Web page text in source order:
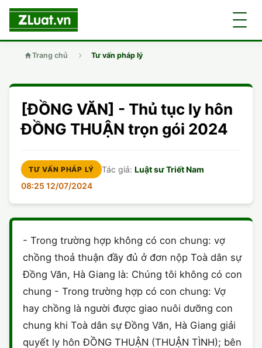
LUẬT SƯ
TUYỂN DỤNG
DÂN SỰ
ĐẤT ĐAI
HÌNH SỰ
HÔN NHÂN VÀ GIA ĐÌNH
LAO ĐỘNG
SỞ HỮU TRÍ TUỆ
DỊCH VỤ
ĐẤT ĐAI
GIẤY PHÉP CON
HÀNH CHÍNH
HÌNH SỰ
SOẠN ĐƠN
DI CHÚC
VISA
ĐĂNG KÝ XE
HÀNH CHÍNH
DOANH NGHIỆP
DÂN SỰ
ĐẤT ĐAI
HÌNH SỰ
HÔN NHÂN GIA ĐÌNH
MẪU HỢP ĐỒNG
Trang chủ Tư vấn pháp lý
[ĐỒNG VĂN] - Thủ tục ly hôn
ĐỒNG THUẬN trọn gói 2024
TƯ VẤN PHÁP LÝ Tác giả:Luật sư Triết Nam
08:25 12/07/2024
- Trong trường hợp không có con chung: vợ
chồng thoả thuận đầy đủ ở đơn nộp Toà dân sự
Đồng Văn, Hà Giang là: Chúng tôi không có con
chung - Trong trường hợp có con chung: Vợ
hay chồng là người được giao nuôi dưỡng con
chung khi Toà dân sự Đồng Văn, Hà Giang giải
quyết ly hôn ĐỒNG THUẬN (THUẬN TÌNH); bên